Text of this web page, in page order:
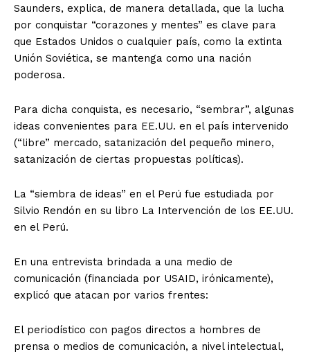
Saunders, explica, de manera detallada, que la lucha
por conquistar “corazones y mentes” es clave para
que Estados Unidos o cualquier país, como la extinta
Unión Soviética, se mantenga como una nación
poderosa.
Para dicha conquista, es necesario, “sembrar”, algunas
ideas convenientes para EE.UU. en el país intervenido
(“libre” mercado, satanización del pequeño minero,
satanización de ciertas propuestas políticas).
La “siembra de ideas” en el Perú fue estudiada por
Silvio Rendón en su libro La Intervención de los EE.UU.
en el Perú.
En una entrevista brindada a una medio de
comunicación (financiada por USAID, irónicamente),
explicó que atacan por varios frentes:
El periodístico con pagos directos a hombres de
prensa o medios de comunicación, a nivel intelectual,